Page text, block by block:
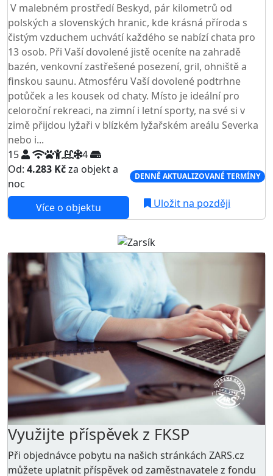
V malebném prostředí Beskyd, pár kilometrů od
polských a slovenských hranic, kde krásná příroda s
čistým vzduchem uchvátí každého se nabízí chata pro
13 osob. Při Vaší dovolené jistě oceníte na zahradě
bazén, venkovní zastřešené posezení, gril, ohniště a
finskou saunu. Atmosféru Vaší dovolené podtrhne
potůček a les kousek od chaty. Místo je ideální pro
celoroční rekreaci, na zimní i letní sporty, na své si v
zimě přijdou lyžaři v blízkém lyžařském areálu Severka
nebo i...
15
4
Od: 4.283 Kčza objekt a
noc
DENNĚ AKTUALIZOVANÉ TERMÍNY
Více o objektu Uložit na později
Využijte příspěvek z FKSP
Při objednávce pobytu na našich stránkách ZARS.cz
můžete uplatnit příspěvek od zaměstnavatele z fondu